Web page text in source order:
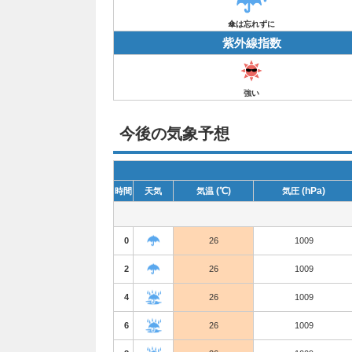
傘は忘れずに
紫外線指数
強い
今後の気象予想
時間 天気 気温 (℃) 気圧 (hPa)
0 26 1009
2 26 1009
4 26 1009
6 26 1009